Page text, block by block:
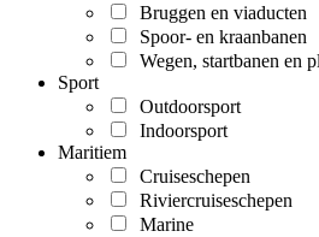
Bruggen en viaducten
Spoor- en kraanbanen
Wegen, startbanen en
Sport
Outdoorsport
Indoorsport
Maritiem
Cruiseschepen
Riviercruiseschepen
Marine